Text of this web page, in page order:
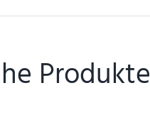
Produkte